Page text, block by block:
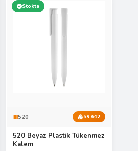
Stokta
520 59.642
520 Beyaz Plastik Tükenmez
Kalem